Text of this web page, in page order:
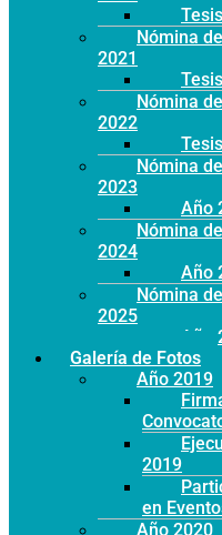
Nómina
2021
Nómina
2022
Nómina
2023
Año
Nómina
2024
Año
Nómina
2025
Año
Galería de Fotos
Año 2019
2019
en
Año 2020